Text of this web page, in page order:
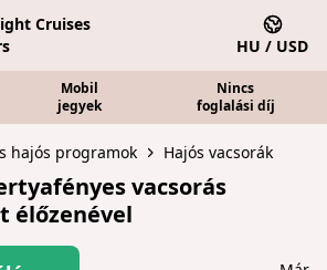
Cruises
HU / USD
Mobil
jegyek
Nincs
foglalási díj
hajós programok Hajós vacsorák
vacsorás
élőzenével